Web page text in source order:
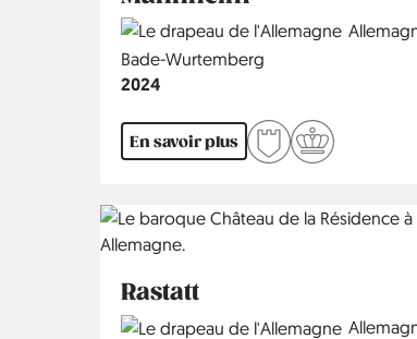
Country
Région
Bade-Wurtemberg
Année
2024
En savoir plus
Rastatt
Country